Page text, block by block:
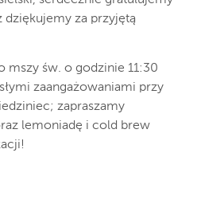
dziękujemy za przyjętą
mszy św. o godzinie 11:30
zaangażowaniami przy
zapraszamy
lemoniadę i cold brew